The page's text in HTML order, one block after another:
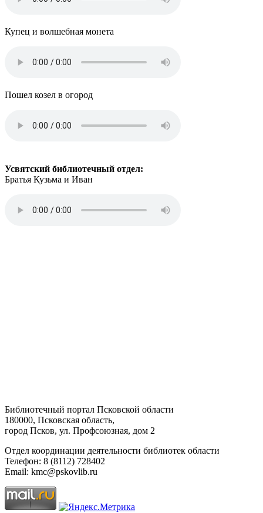
Купец и волшебная монета
Пошел козел в огород
Усвятский библиотечный отдел:
Братья Кузьма и Иван
Библиотечный портал Псковской области
180000, Псковская область,
город Псков, ул. Профсоюзная, дом 2
Отдел координации деятельности библиотек области
Телефон: 8 (8112) 728402
Email: kmc@pskovlib.ru